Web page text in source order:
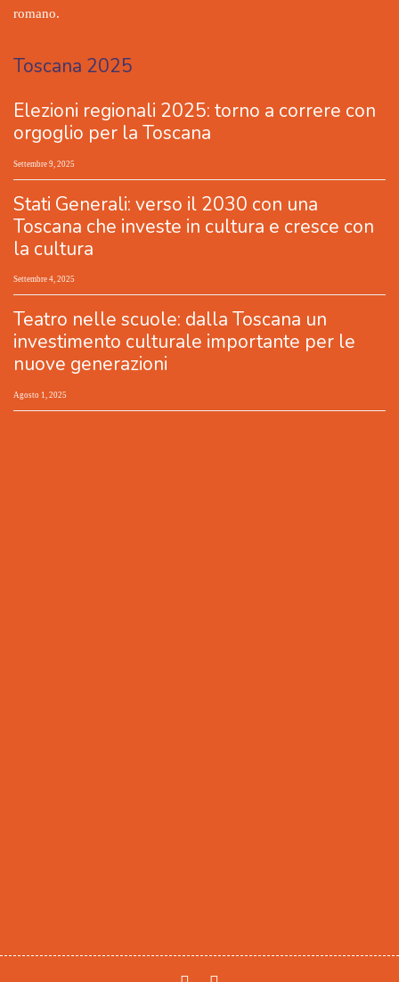
romano.
Toscana 2025
Elezioni regionali 2025: torno a correre con
orgoglio per la Toscana
Settembre 9, 2025
Stati Generali: verso il 2030 con una
Toscana che investe in cultura e cresce con
la cultura
Settembre 4, 2025
Teatro nelle scuole: dalla Toscana un
investimento culturale importante per le
nuove generazioni
Agosto 1, 2025